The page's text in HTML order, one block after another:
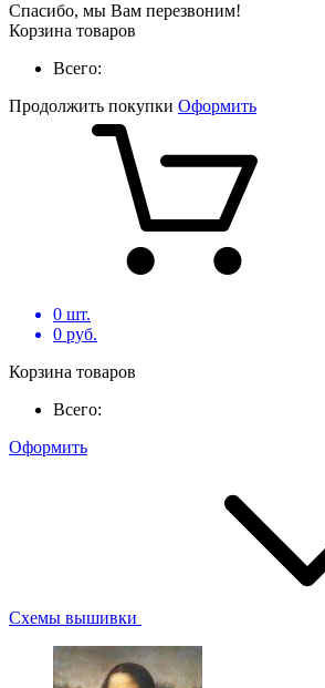
Спасибо, мы Вам перезвоним!
Корзина товаров
Всего:
Продолжить покупки Оформить
0 шт.
0 руб.
Корзина товаров
Всего:
Оформить
Схемы вышивки